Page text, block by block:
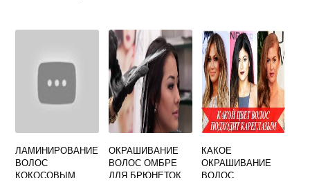
ЛАМИНИРОВАНИЕ
ВОЛОС
КОКОСОВЫМ
ОКРАШИВАНИЕ
ВОЛОС ОМБРЕ
ДЛЯ БРЮНЕТОК
КАКОЕ
ОКРАШИВАНИЕ
ВОЛОС